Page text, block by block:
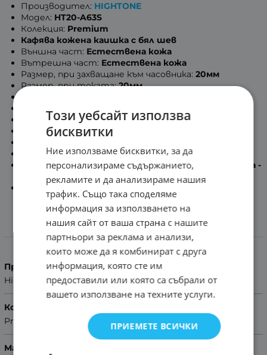
Производител: HIGHTONE
Модел: HT20-A63S
Колекция: Premium
Кафява кожена каишка с бял шев
Външна част: Естествена кожа
Вътрешна част: Естествена кожа
Размер, при захващане към часовника: 20мм
Размер, при токата:20мм
Минимална дължина на каишката:
Дължина на част с дупки:12.5см
Дължина на част с тока:
Сребриста метална тока
Включени патенти за бърз монтаж в комплекта -
Quick release
Помощ за размер на каишка
Характеристики
Производител
Hightone
Колекция
Premium
Материал
Този уебсайт използва
бисквитки
Ние използваме бисквитки, за да
персонализираме съдържанието,
рекламите и да анализираме нашия
трафик. Също така споделяме
информация за използването на
нашия сайт от ваша страна с нашите
партньори за реклама и анализи,
които може да я комбинират с друга
информация, която сте им
предоставили или която са събрали от
вашето използване на техните услуги.
ПРИЕМЕТЕ ВСИЧКИ